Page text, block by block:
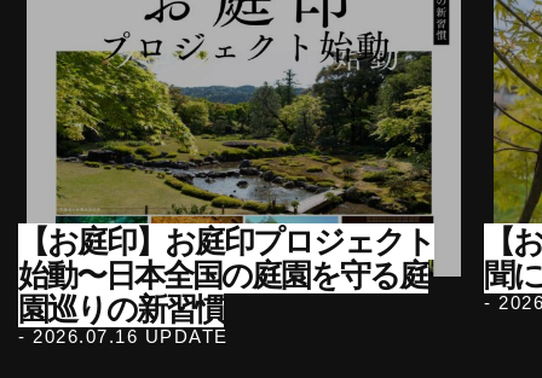
【お庭印】お庭印プロジェクト
始動〜日本全国の庭園を守る庭
園巡りの新習慣
- 2026.07.16 UPDATE
【
聞
-